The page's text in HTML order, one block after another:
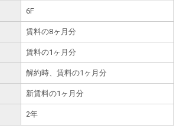
6F
賃料の8ヶ月分
賃料の1ヶ月分
解約時、賃料の1ヶ月分
新賃料の1ヶ月分
2年